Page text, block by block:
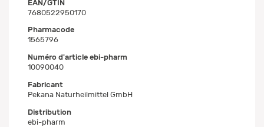
EAN/GTIN
7680522950170
Pharmacode
1565796
Numéro d'article ebi-pharm
10090040
Fabricant
Pekana Naturheilmittel GmbH
Distribution
ebi-pharm